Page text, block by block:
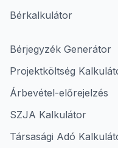
Bérkalkulátor
Bérjegyzék Generátor
Projektköltség
Árbevétel-előrejelzés
SZJA Kalkulátor
Társasági Adó